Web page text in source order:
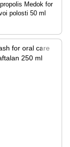
Medok for
polosti 50 ml